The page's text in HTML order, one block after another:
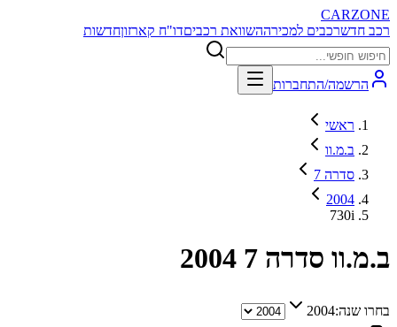
CARZONE
רכב חדשרכבים למכירההשוואת רכביםדו"ח קארזוןחדשות
הרשמה/התחברות
ראשי
ב.מ.וו
סדרה 7
2004
730i
ב.מ.וו סדרה 7 2004
בחרו שנה:2004